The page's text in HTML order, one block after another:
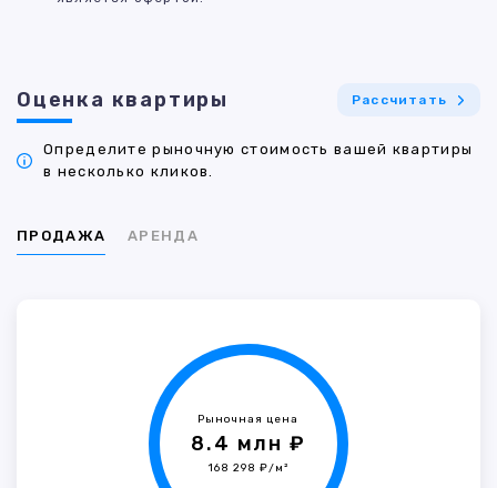
Оценка квартиры Рассчитать
Определите рыночную стоимость вашей квартиры
в несколько кликов.
ПРОДАЖА АРЕНДА
Рыночная цена
8.4 млн ₽
168 298 ₽/м²